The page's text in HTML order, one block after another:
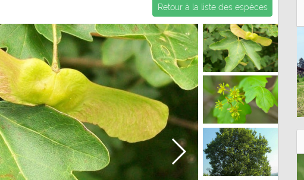
Retour à la liste des espèces